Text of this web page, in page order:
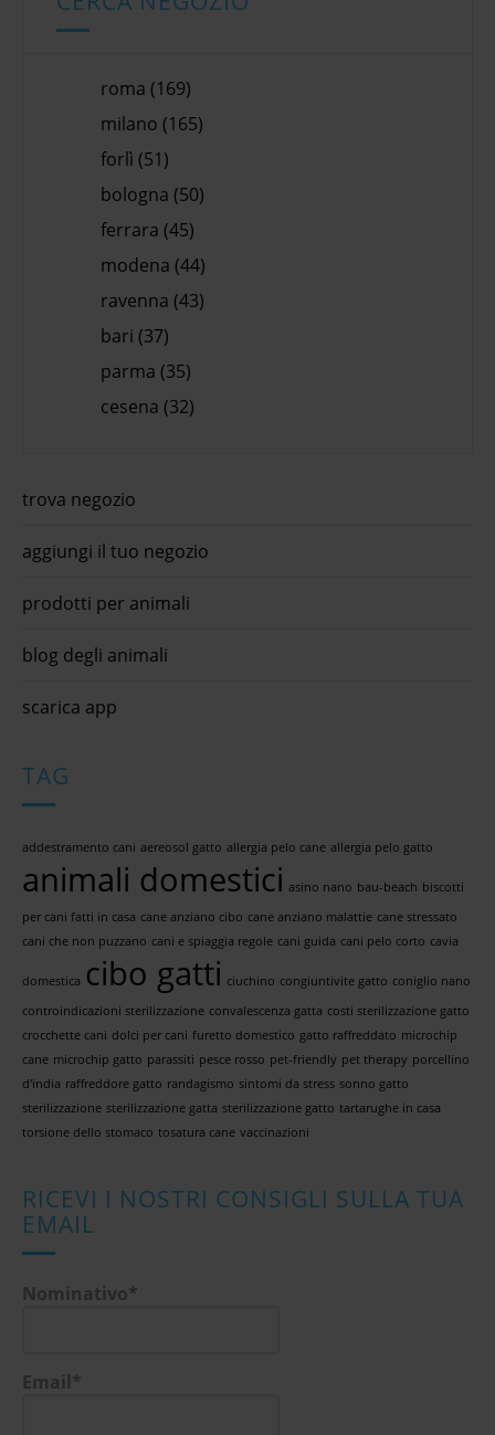
roma (169)
milano (165)
forlì (51)
bologna (50)
ferrara (45)
modena (44)
ravenna (43)
bari (37)
parma (35)
cesena (32)
trova negozio
aggiungi il tuo negozio
prodotti per animali
blog degli animali
scarica app
TAG
addestramento cani aereosol gatto allergia pelo cane allergia pelo gatto
animali domestici asino nano bau-beach biscotti
per cani fatti in casa cane anziano cibo cane anziano malattie cane stressato
cani che non puzzano cani e spiaggia regole cani guida cani pelo corto cavia
domestica cibo gatti ciuchino congiuntivite gatto coniglio nano
controindicazioni sterilizzazione convalescenza gatta costi sterilizzazione gatto
crocchette cani dolci per cani furetto domestico gatto raffreddato microchip
cane microchip gatto parassiti pesce rosso pet-friendly pet therapy porcellino
d'india raffreddore gatto randagismo sintomi da stress sonno gatto
sterilizzazione sterilizzazione gatta sterilizzazione gatto tartarughe in casa
torsione dello stomaco tosatura cane vaccinazioni
RICEVI I NOSTRI CONSIGLI SULLA TUA
EMAIL
Nominativo*
Email*